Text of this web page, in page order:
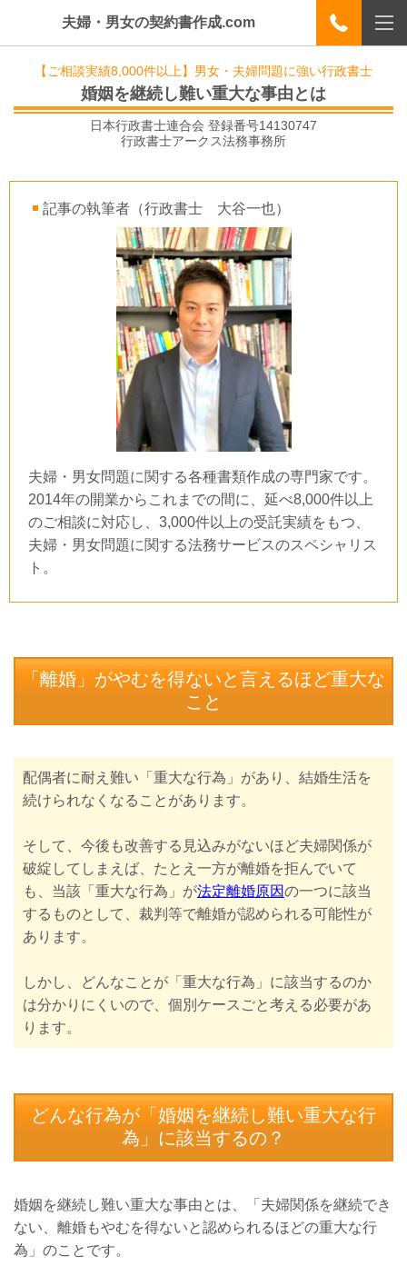
夫婦・男女の契約書作成.com
【ご相談実績8,000件以上】男女・夫婦問題に強い行政書士
婚姻を継続し難い重大な事由とは
日本行政書士連合会 登録番号14130747
行政書士アークス法務事務所
記事の執筆者（行政書士 大谷一也）
夫婦・男女問題に関する各種書類作成の専門家です。
2014年の開業からこれまでの間に、延べ8,000件以上
のご相談に対応し、3,000件以上の受託実績をもつ、
夫婦・男女問題に関する法務サービスのスペシャリス
ト。
「離婚」がやむを得ないと言えるほど重大な
こと
配偶者に耐え難い「重大な行為」があり、結婚生活を
続けられなくなることがあります。
そして、今後も改善する見込みがないほど夫婦関係が
破綻してしまえば、たとえ一方が離婚を拒んでいて
も、当該「重大な行為」が法定離婚原因の一つに該当
するものとして、裁判等で離婚が認められる可能性が
あります。
しかし、どんなことが「重大な行為」に該当するのか
は分かりにくいので、個別ケースごと考える必要があ
ります。
どんな行為が「婚姻を継続し難い重大な行
為」に該当するの？
婚姻を継続し難い重大な事由とは、「夫婦関係を継続でき
ない、離婚もやむを得ないと認められるほどの重大な行
為」のことです。